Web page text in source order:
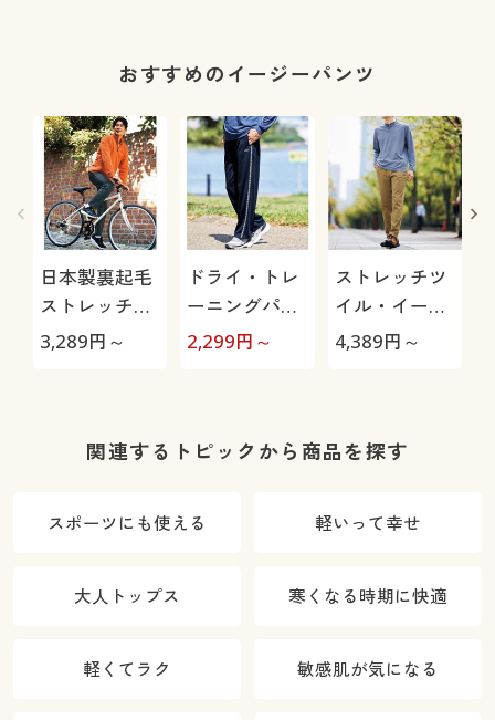
おすすめのイージーパンツ
日本製裏起毛
ストレッチパ
ンツ(ヨコスト
3,289円～
ドライ・トレ
ーニングパン
ツ(フィラ)股
2,299円～
ストレッチツ
イル・イージ
ーパンツ
4,389円～
関連するトピックから商品を探す
スポーツにも使える 軽いって幸せ
大人トップス 寒くなる時期に快適
軽くてラク 敏感肌が気になる